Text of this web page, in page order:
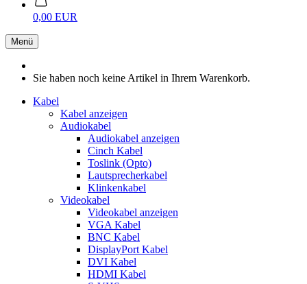
0,00 EUR
Menü
Sie haben noch keine Artikel in Ihrem Warenkorb.
Kabel
Kabel anzeigen
Audiokabel
Audiokabel anzeigen
Cinch Kabel
Toslink (Opto)
Lautsprecherkabel
Klinkenkabel
Videokabel
Videokabel anzeigen
VGA Kabel
BNC Kabel
DisplayPort Kabel
DVI Kabel
HDMI Kabel